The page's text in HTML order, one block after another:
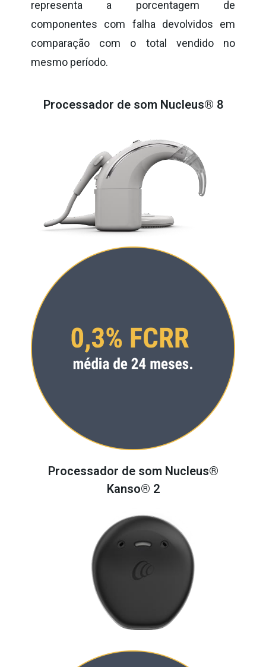
representa a porcentagem de
componentes com falha devolvidos em
comparação com o total vendido no
mesmo período.
Processador de som Nucleus® 8
Processador de som Nucleus®
Kanso® 2